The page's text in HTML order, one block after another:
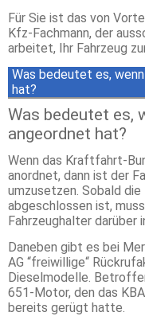
Für Sie ist das von
Kfz-Fachmann, der
arbeitet, Ihr Fahrzeug
Was bedeutet es,
hat?
Was bedeutet es,
angeordnet hat?
Wenn das Kraftfahrt-
anordnet, dann ist der
umzusetzen. Sobald
abgeschlossen ist,
Fahrzeughalter darüber
Daneben gibt es bei
AG “freiwillige“
Dieselmodelle.
651-Motor, den das
bereits gerügt hatte.